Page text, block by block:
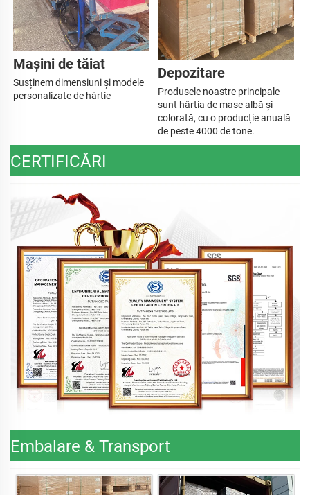
Mașini de tăiat
Susținem dimensiuni și modele
personalizate de hârtie
Depozitare
Produsele noastre principale
sunt hârtia de mase albă și
colorată, cu o producție anuală
de peste 4000 de tone.
CERTIFICĂRI
Embalare & Transport